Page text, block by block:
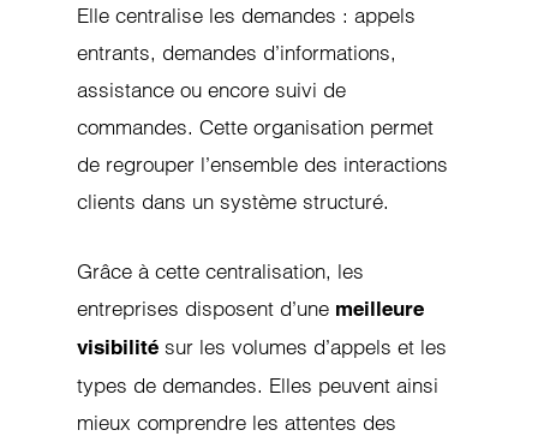
Elle centralise les demandes : appels
entrants, demandes d’informations,
assistance ou encore suivi de
commandes. Cette organisation permet
de regrouper l’ensemble des interactions
clients dans un système structuré.
Grâce à cette centralisation, les
entreprises disposent d’une meilleure
visibilité sur les volumes d’appels et les
types de demandes. Elles peuvent ainsi
mieux comprendre les attentes des